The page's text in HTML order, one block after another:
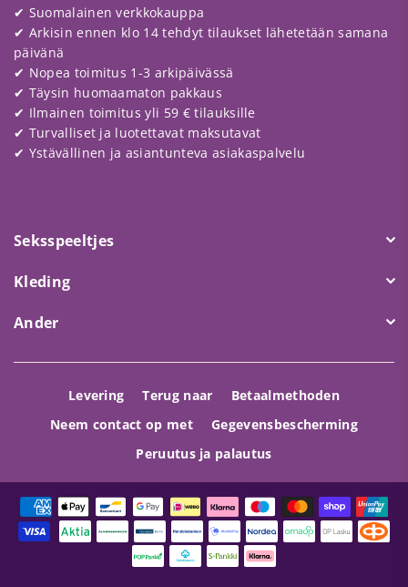
✔ Suomalainen verkkokauppa
✔ Arkisin ennen klo 14 tehdyt tilaukset lähetetään samana
päivänä
✔ Nopea toimitus 1-3 arkipäivässä
✔ Täysin huomaamaton pakkaus
✔ Ilmainen toimitus yli 59 € tilauksille
✔ Turvalliset ja luotettavat maksutavat
✔ Ystävällinen ja asiantunteva asiakaspalvelu
Seksspeeltjes
Kleding
Ander
Levering Terug naar
Betaalmethoden
Neem contact op met
Gegevensbescherming
Peruutus ja palautus